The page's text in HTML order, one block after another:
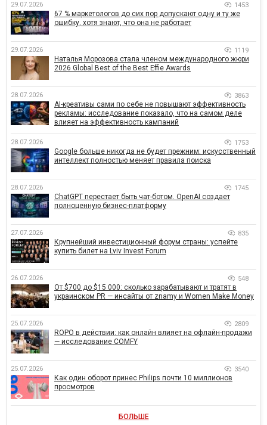
29.07.2026 1453
67 % маркетологов до сих пор допускают одну и ту же
ошибку, хотя знают, что она не работает
29.07.2026 1119
Наталья Морозова стала членом международного жюри
2026 Global Best of the Best Effie Awards
28.07.2026 3863
AI-креативы сами по себе не повышают эффективность
рекламы: исследование показало, что на самом деле
влияет на эффективность кампаний
28.07.2026 1753
Google больше никогда не будет прежним: искусственный
интеллект полностью меняет правила поиска
28.07.2026 1745
ChatGPT перестает быть чат-ботом. OpenAI создает
полноценную бизнес-платформу
27.07.2026 835
Крупнейший инвестиционный форум страны: успейте
купить билет на Lviv Invest Forum
26.07.2026 548
От $700 до $15 000: сколько зарабатывают и тратят в
украинском PR — инсайты от znamy и Women Make Money
25.07.2026 2809
ROPO в действии: как онлайн влияет на офлайн-продажи
— исследование COMFY
25.07.2026 3540
Как один оборот принес Philips почти 10 миллионов
просмотров
БОЛЬШЕ